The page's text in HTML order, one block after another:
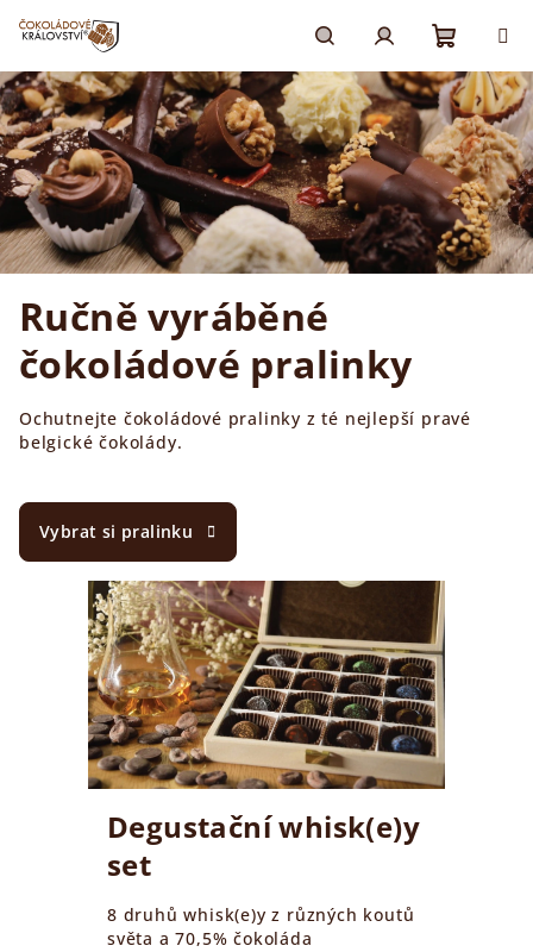
na
HledatPřihlášení
košík
Ručně vyráběné
čokoládové pralinky
Ochutnejte čokoládové pralinky z té nejlepší pravé
belgické čokolády.
Vybrat si pralinku
Degustační whisk(e)y
set
8 druhů whisk(e)y z různých koutů
světa a 70,5% čokoláda